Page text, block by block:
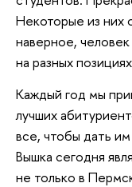
Некоторые из них
наверное,
на разных
Каждый год мы
лучших
все, чтобы дать
Вышка сегодня
не только в